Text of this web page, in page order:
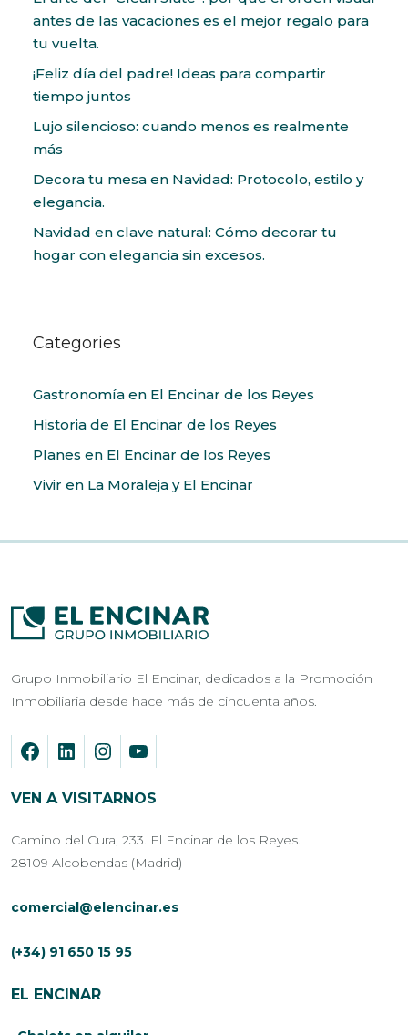
antes de las vacaciones es el mejor regalo para
tu vuelta.
¡Feliz día del padre! Ideas para compartir
tiempo juntos
Lujo silencioso: cuando menos es realmente
más
Decora tu mesa en Navidad: Protocolo, estilo y
elegancia.
Navidad en clave natural: Cómo decorar tu
hogar con elegancia sin excesos.
Categories
Gastronomía en El Encinar de los Reyes
Historia de El Encinar de los Reyes
Planes en El Encinar de los Reyes
Vivir en La Moraleja y El Encinar
Grupo Inmobiliario El Encinar, dedicados a la Promoción
Inmobiliaria desde hace más de cincuenta años.
VEN A VISITARNOS
Camino del Cura, 233. El Encinar de los Reyes.
28109 Alcobendas (Madrid)
comercial@elencinar.es
(+34) 91 650 15 95
EL ENCINAR